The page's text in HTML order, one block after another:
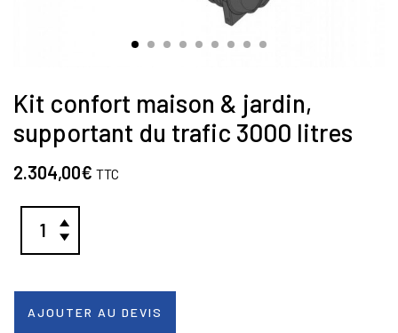
Kit confort maison & jardin,
supportant du trafic 3000 litres
2.304,00€ TTC
AJOUTER AU DEVIS